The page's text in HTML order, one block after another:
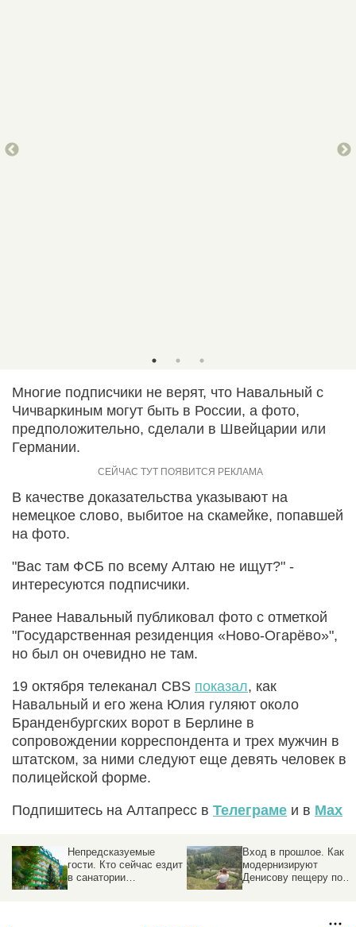
Многие подписчики не верят, что Навальный с
Чичваркиным могут быть в России, а фото,
предположительно, сделали в Швейцарии или
Германии.
В качестве доказательства указывают на
немецкое слово, выбитое на скамейке, попавшей
на фото.
"Вас там ФСБ по всему Алтаю не ищут?" -
интересуются подписчики.
Ранее Навальный публиковал фото с отметкой
"Государственная резиденция «Ново-Огарёво»",
но был он очевидно не там.
19 октября телеканал CBS показал, как
Навальный и его жена Юлия гуляют около
Бранденбургских ворот в Берлине в
сопровождении корреспондента и трех мужчин в
штатском, за ними следуют еще девять человек в
полицейской форме.
Подпишитесь на Алтапресс в Телеграме и в Max
Непредсказуемые
гости. Кто сейчас ездит
в санатории
Вход в прошлое. Как
модернизируют
Денисову пещеру под